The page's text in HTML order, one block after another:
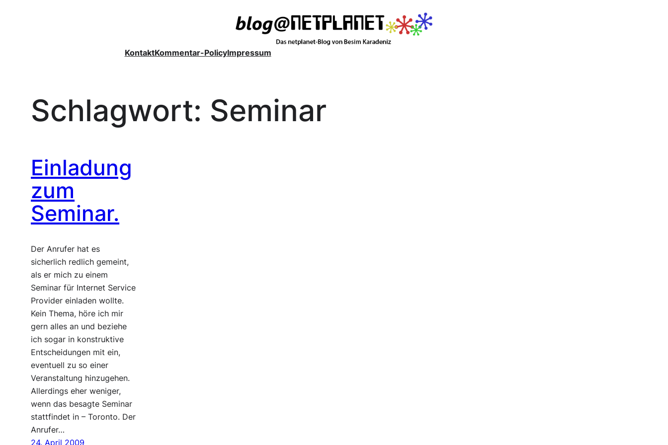
KontaktKommentar-PolicyImpressum
Schlagwort: Seminar
Einladung
zum
Seminar.
Der Anrufer hat es
sicherlich redlich gemeint,
als er mich zu einem
Seminar für Internet Service
Provider einladen wollte.
Kein Thema, höre ich mir
gern alles an und beziehe
ich sogar in konstruktive
Entscheidungen mit ein,
eventuell zu so einer
Veranstaltung hinzugehen.
Allerdings eher weniger,
wenn das besagte Seminar
stattfindet in – Toronto. Der
Anrufer…
24. April 2009